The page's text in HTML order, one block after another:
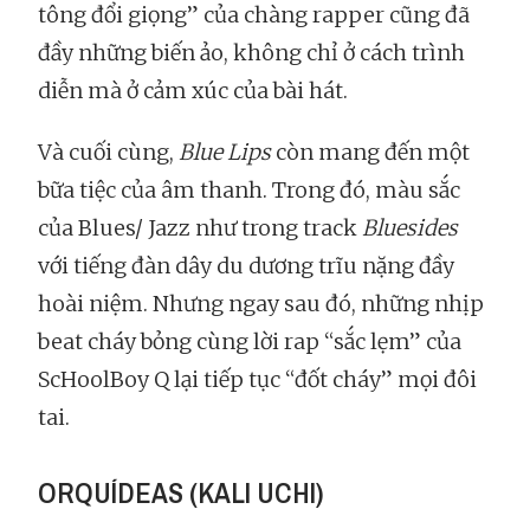
tông đổi giọng” của chàng rapper cũng đã
đầy những biến ảo, không chỉ ở cách trình
diễn mà ở cảm xúc của bài hát.
Và cuối cùng, Blue Lipscòn mang đến một
bữa tiệc của âm thanh. Trong đó, màu sắc
của Blues/ Jazz như trong trackBluesides
với tiếng đàn dây du dương trĩu nặng đầy
hoài niệm. Nhưng ngay sau đó, những nhịp
beat cháy bỏng cùng lời rap “sắc lẹm” của
ScHoolBoy Q lại tiếp tục “đốt cháy” mọi đôi
tai.
ORQUÍDEAS (KALI UCHI)